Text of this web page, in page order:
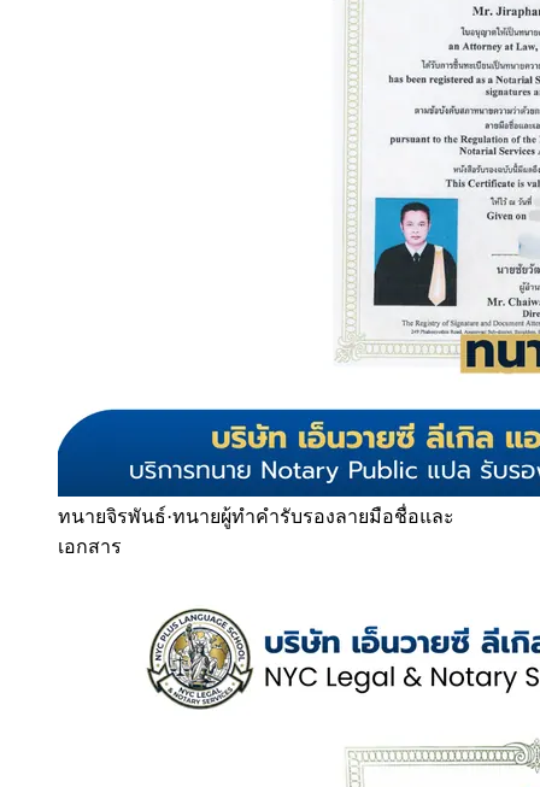
ทนายจิรพันธ์·ทนายผู้ทำคำรับรองลายมือชื่อและ
เอกสาร